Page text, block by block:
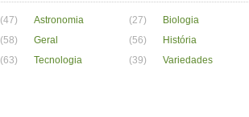
(47) Astronomia (27)
Biologia
(58) Geral (56)
História
(63) Tecnologia (39) Variedades